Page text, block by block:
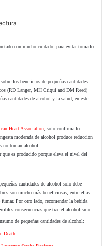
con mucho cuidado, para evitar tomarlo
los beneficios de pequeñas cantidades
(RD Langer, MH Criqui and DM Reed)
cantidades de alcohol y la salud, en este
Heart Association , solo confirma lo
moderada de alcohol produce reducción
no toman alcohol.
que es producido porque eleva el nivel del
cantidades de alcohol solo debe
son mucho más beneficiosas, entre ellas
Por otro lado, recomendar la bebida
consecuencias que trae el alcoholismo.
de pequeñas cantidades de alcohol:
Death